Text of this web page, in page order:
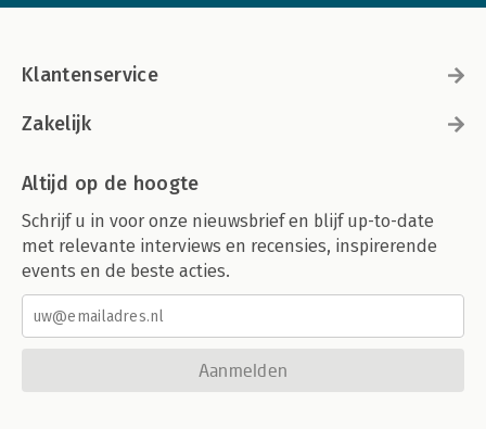
Klantenservice
Zakelijk
Altijd op de hoogte
Schrijf u in voor onze nieuwsbrief en blijf up-to-date
met relevante interviews en recensies, inspirerende
events en de beste acties.
Aanmelden